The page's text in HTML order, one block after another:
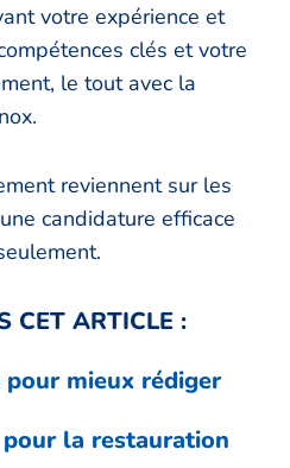
votre expérience et
clés et votre
le tout avec la
reviennent sur les
candidature efficace
CET ARTICLE :
mieux rédiger
la restauration